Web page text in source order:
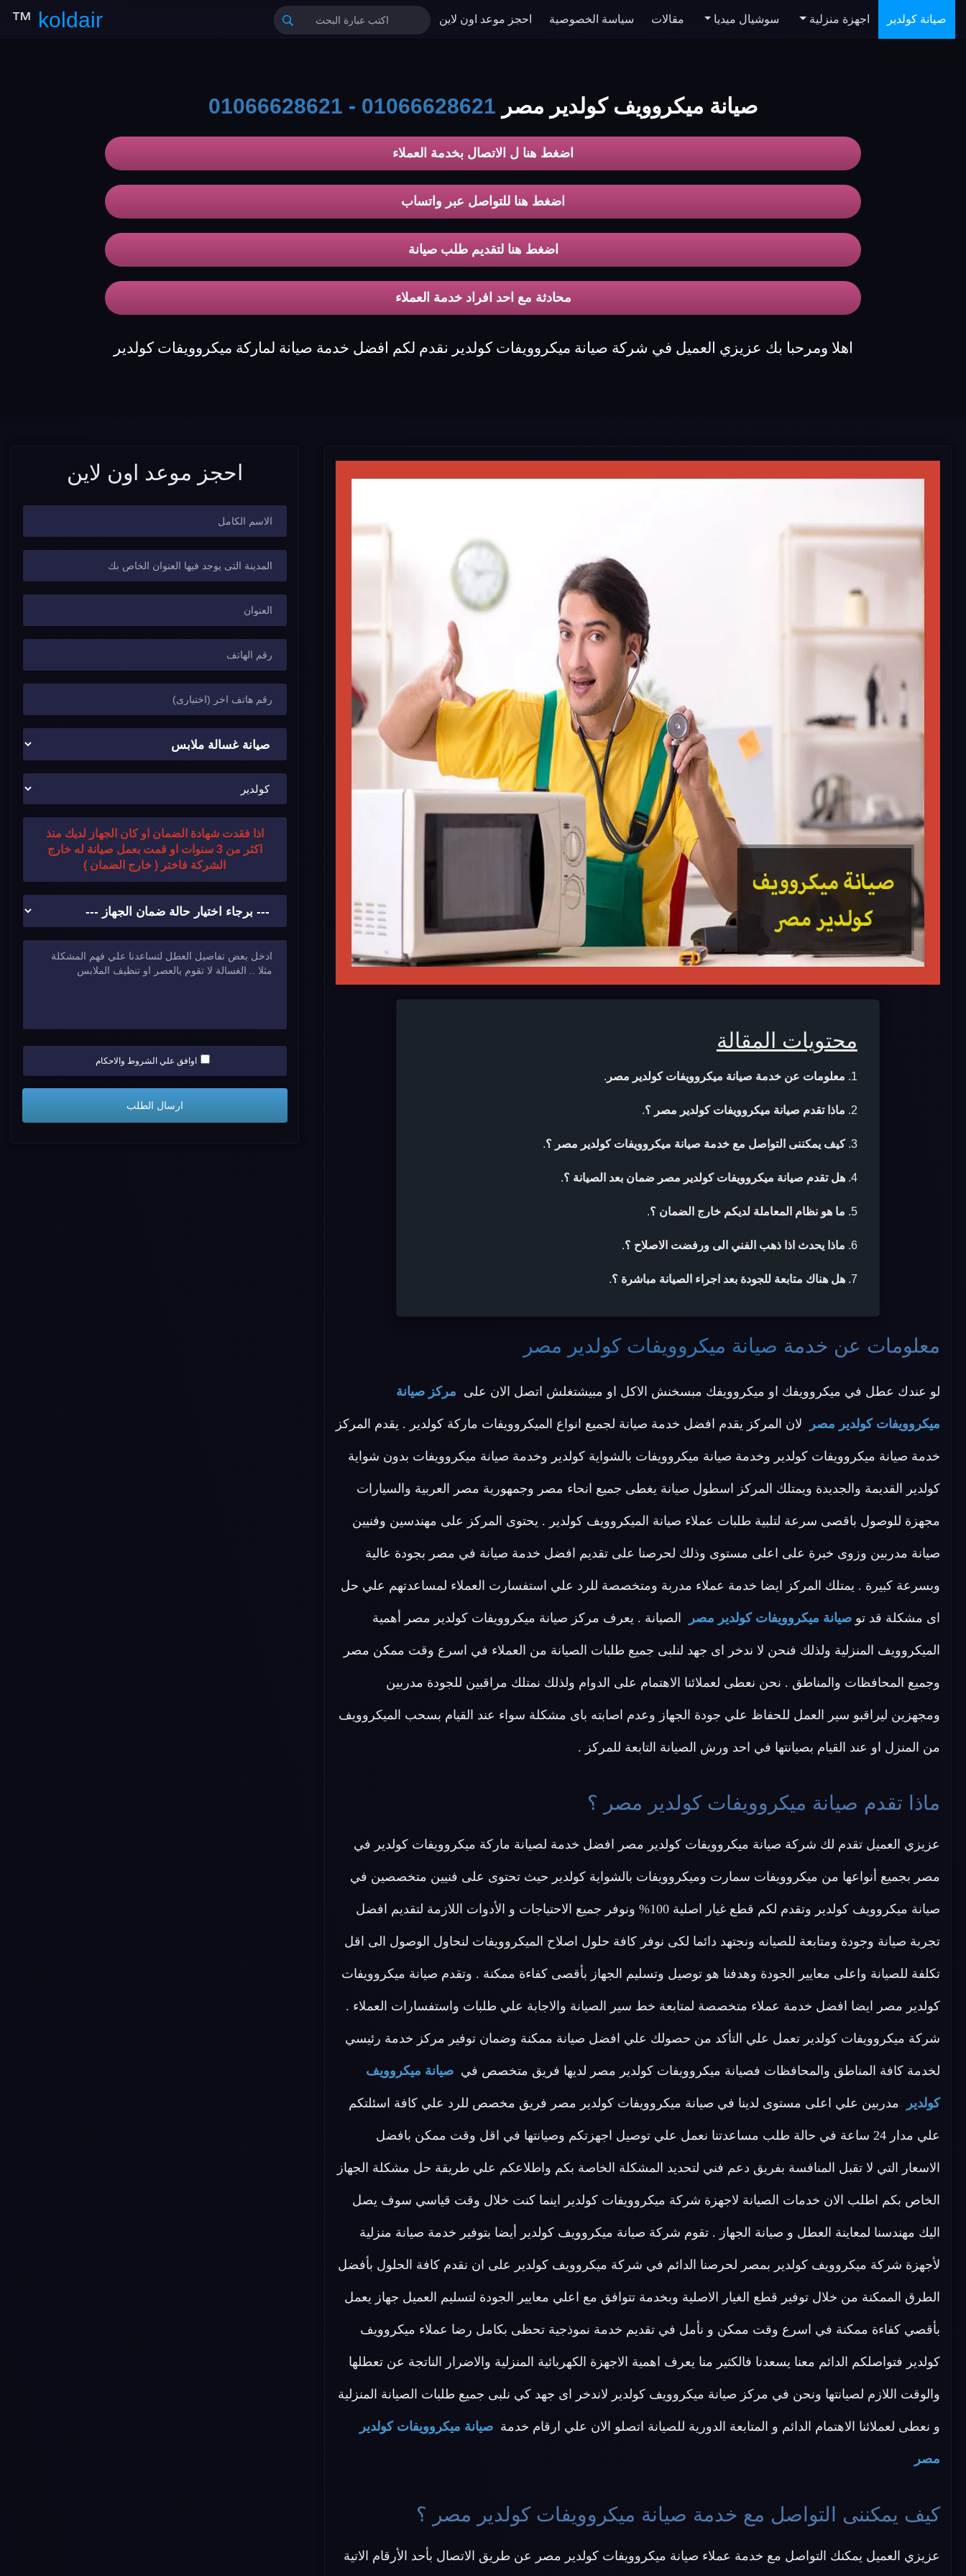
koldair
™ صيانة كولدير اجهزة منزلية سوشيال ميديا مقالات سياسة الخصوصية احجز موعد اون لاين
صيانة ميكروويف كولدير مصر 01066628621
-
01066628621
اضغط هنا ل الاتصال بخدمة العملاء
اضغط هنا للتواصل عبر واتساب
اضغط هنا لتقديم طلب صيانة
محادثة مع احد افراد خدمة العملاء
اهلا ومرحبا بك عزيزي العميل في شركة صيانة ميكروويفات كولدير نقدم لكم افضل خدمة صيانة لماركة ميكروويفات كولدير
محتويات المقالة
معلومات عن خدمة صيانة ميكروويفات كولدير مصر .
ماذا تقدم صيانة ميكروويفات كولدير مصر ؟.
كيف يمكننى التواصل مع خدمة صيانة ميكروويفات كولدير مصر ؟.
هل تقدم صيانة ميكروويفات كولدير مصر ضمان بعد الصيانة ؟.
ما هو نظام المعاملة لديكم خارج الضمان ؟.
ماذا يحدث اذا ذهب الفني الى ورفضت الاصلاح ؟.
هل هناك متابعة للجودة بعد اجراء الصيانة مباشرة ؟.
معلومات عن خدمة صيانة ميكروويفات كولدير مصر
لو عندك عطل في ميكروويفك او ميكروويفك مبسخنش الاكل او مبيشتغلش اتصل الان على مركز صيانة
ميكروويفات كولدير مصر لان المركز يقدم افضل خدمة صيانة لجميع انواع الميكروويفات ماركة كولدير . يقدم المركز
خدمة صيانة ميكروويفات كولدير وخدمة صيانة ميكروويفات بالشواية كولدير وخدمة صيانة ميكروويفات بدون شواية
كولدير القديمة والجديدة ويمتلك المركز اسطول صيانة يغطى جميع انحاء مصر وجمهورية مصر العربية والسيارات
مجهزة للوصول باقصى سرعة لتلبية طلبات عملاء صيانة الميكروويف كولدير . يحتوى المركز على مهندسين وفنيين
صيانة مدربين وزوى خبرة على اعلى مستوى وذلك لحرصنا على تقديم افضل خدمة صيانة في مصر بجودة عالية
وبسرعة كبيرة . يمتلك المركز ايضا خدمة عملاء مدربة ومتخصصة للرد علي استفسارت العملاء لمساعدتهم علي حل
اى مشكلة قد تو صيانة ميكروويفات كولدير مصر الصيانة . يعرف مركز صيانة ميكروويفات كولدير مصر أهمية
الميكروويف المنزلية ولذلك فنحن لا ندخر اى جهد لنلبى جميع طلبات الصيانة من العملاء في اسرع وقت ممكن مصر
وجميع المحافظات والمناطق . نحن نعطى لعملائنا الاهتمام على الدوام ولذلك نمتلك مراقبين للجودة مدربين
ومجهزين ليراقبو سير العمل للحفاظ علي جودة الجهاز وعدم اصابته باى مشكلة سواء عند القيام بسحب الميكروويف
من المنزل او عند القيام بصيانتها في احد ورش الصيانة التابعة للمركز .
ماذا تقدم صيانة ميكروويفات كولدير مصر ؟
عزيزي العميل تقدم لك شركة صيانة ميكروويفات كولدير مصر افضل خدمة لصيانة ماركة ميكروويفات كولدير في
مصر بجميع أنواعها من ميكروويفات سمارت وميكروويفات بالشواية كولدير حيث تحتوى على فنيين متخصصين في
صيانة ميكروويف كولدير وتقدم لكم قطع غيار اصلية 100% ونوفر جميع الاحتياجات و الأدوات اللازمة لتقديم افضل
تجربة صيانة وجودة ومتابعة للصيانه ونجتهد دائما لكى نوفر كافة حلول اصلاح الميكروويفات لنحاول الوصول الى اقل
تكلفة للصيانة واعلى معايير الجودة وهدفنا هو توصيل وتسليم الجهاز بأقصى كفاءة ممكنة . وتقدم صيانة ميكروويفات
كولدير مصر ايضا افضل خدمة عملاء متخصصة لمتابعة خط سير الصيانة والاجابة علي طلبات واستفسارات العملاء .
شركة ميكروويفات كولدير تعمل علي التأكد من حصولك علي افضل صيانة ممكنة وضمان توفير مركز خدمة رئيسي
لخدمة كافة المناطق والمحافظات فصيانة ميكروويفات كولدير مصر لديها فريق متخصص في صيانة ميكروويف
كولدير مدربين علي اعلى مستوى لدينا في صيانة ميكروويفات كولدير مصر فريق مخصص للرد علي كافة اسئلتكم
علي مدار 24 ساعة في حالة طلب مساعدتنا نعمل علي توصيل اجهزتكم وصيانتها في اقل وقت ممكن بافضل
الاسعار التي لا تقبل المنافسة بفريق دعم فني لتحديد المشكلة الخاصة بكم واطلاعكم علي طريقة حل مشكلة الجهاز
الخاص بكم اطلب الان خدمات الصيانة لاجهزة شركة ميكروويفات كولدير اينما كنت خلال وقت قياسي سوف يصل
اليك مهندسنا لمعاينة العطل و صيانة الجهاز . تقوم شركة صيانة ميكروويف كولدير أيضا بتوفير خدمة صيانة منزلية
لأجهزة شركة ميكروويف كولدير بمصر لحرصنا الدائم في شركة ميكروويف كولدير على ان نقدم كافة الحلول بأفضل
الطرق الممكنة من خلال توفير قطع الغيار الاصلية وبخدمة تتوافق مع اعلي معايير الجودة لتسليم العميل جهاز يعمل
بأقصي كفاءة ممكنة في اسرع وقت ممكن و نأمل في تقديم خدمة نموذجية تحظى بكامل رضا عملاء ميكروويف
كولدير فتواصلكم الدائم معنا يسعدنا فالكثير منا يعرف اهمية الاجهزة الكهربائية المنزلية والاضرار الناتجة عن تعطلها
والوقت اللازم لصيانتها ونحن في مركز صيانة ميكروويف كولدير لاندخر اى جهد كي نلبى جميع طلبات الصيانة المنزلية
و نعطى لعملائنا الاهتمام الدائم و المتابعة الدورية للصيانة اتصلو الان علي ارقام خدمة صيانة ميكروويفات كولدير
مصر
كيف يمكننى التواصل مع خدمة صيانة ميكروويفات كولدير مصر ؟
عزيزي العميل يمكنك التواصل مع خدمة عملاء صيانة ميكروويفات كولدير مصر عن طريق الاتصال بأحد الأرقام الاتية
احجز موعد اون لاين
اذا فقدت شهادة الضمان او كان الجهاز لديك منذ
اكثر من 3 سنوات او قمت بعمل صيانة له خارج
الشركة فاختر ( خارج الضمان )
اوافق علي الشروط والاحكام